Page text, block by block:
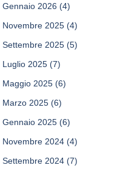
Gennaio 2026 (4)
Novembre 2025 (4)
Settembre 2025 (5)
Luglio 2025 (7)
Maggio 2025 (6)
Marzo 2025 (6)
Gennaio 2025 (6)
Novembre 2024 (4)
Settembre 2024 (7)